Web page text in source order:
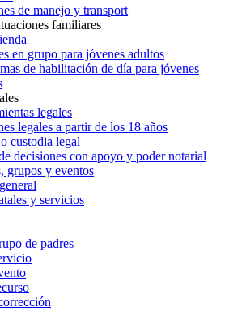
de manejo y transport
familiares
en grupo para jóvenes adultos
de habilitación de día para jóvenes
legales
legales a partir de los 18 años
custodia legal
decisiones con apoyo y poder notarial
grupos y eventos
y servicios
de padres